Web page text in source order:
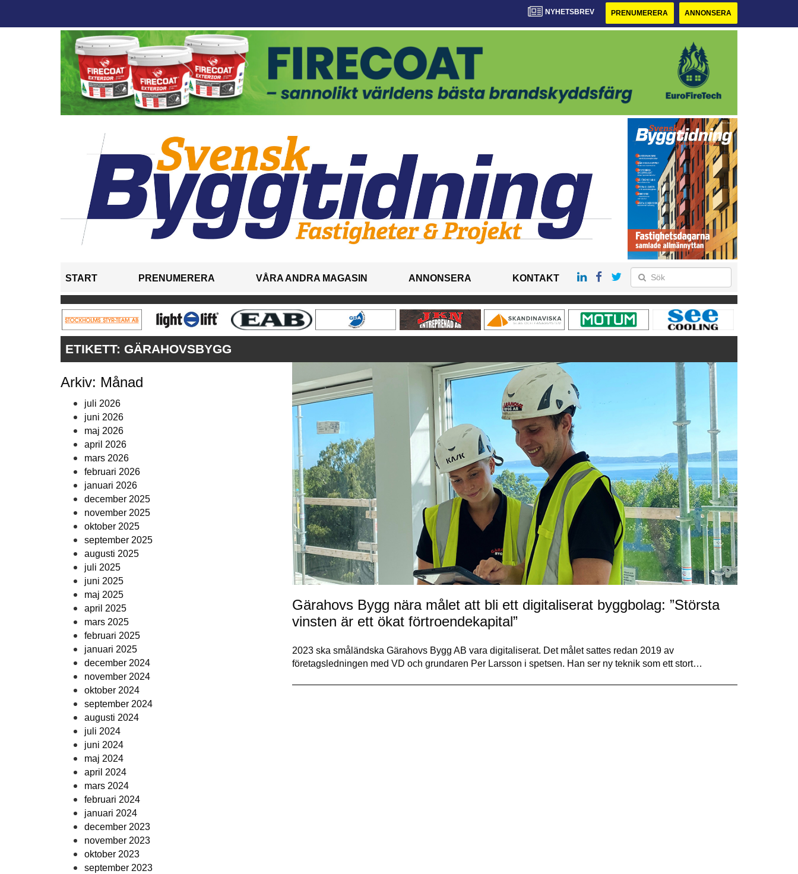
NYHETSBREV PRENUMERERA ANNONSERA
START PRENUMERERA VÅRA ANDRA MAGASIN ANNONSERA KONTAKT
ETIKETT: GÄRAHOVSBYGG
Arkiv: Månad
juli 2026
juni 2026
maj 2026
april 2026
mars 2026
februari 2026
januari 2026
december 2025
november 2025
oktober 2025
september 2025
augusti 2025
juli 2025
juni 2025
maj 2025
april 2025
mars 2025
februari 2025
januari 2025
december 2024
november 2024
oktober 2024
september 2024
augusti 2024
juli 2024
juni 2024
maj 2024
april 2024
mars 2024
februari 2024
januari 2024
december 2023
november 2023
oktober 2023
september 2023
Gärahovs Bygg nära målet att bli ett digitaliserat byggbolag: ”Största
vinsten är ett ökat förtroendekapital”
2023 ska småländska Gärahovs Bygg AB vara digitaliserat. Det målet sattes redan 2019 av
företagsledningen med VD och grundaren Per Larsson i spetsen. Han ser ny teknik som ett stort…